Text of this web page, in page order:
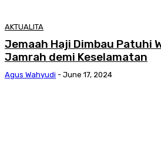
AKTUALITA
Jemaah Haji Dimbau Patuhi
Jamrah demi Keselamatan
Agus Wahyudi - June 17, 2024